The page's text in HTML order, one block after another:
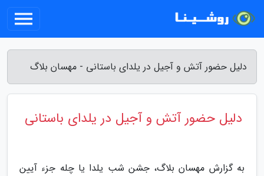
دلیل حضور آتش و آجیل در یلدای باستانی - مهسان بلاگ
دلیل حضور آتش و آجیل در یلدای باستانی
به گزارش مهسان بلاگ، جشن شب یلدا یا چله جزء آیین